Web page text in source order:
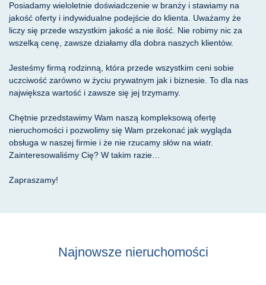
Posiadamy wieloletnie doświadczenie w branży i stawiamy na
jakość oferty i indywidualne podejście do klienta. Uważamy że
liczy się przede wszystkim jakość a nie ilość. Nie robimy nic za
wszelką cenę, zawsze działamy dla dobra naszych klientów.
Jesteśmy firmą rodzinną, która przede wszystkim ceni sobie
uczciwość zarówno w życiu prywatnym jak i biznesie. To dla nas
największa wartość i zawsze się jej trzymamy.
Chętnie przedstawimy Wam naszą kompleksową ofertę
nieruchomości i pozwolimy się Wam przekonać jak wygląda
obsługa w naszej firmie i że nie rzucamy słów na wiatr.
Zainteresowaliśmy Cię? W takim razie…
Zapraszamy!
Najnowsze nieruchomości